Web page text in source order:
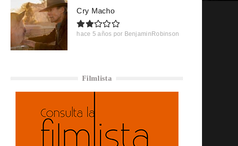
Cry Macho
hace 5 años por BenjaminRobinson
Filmlista